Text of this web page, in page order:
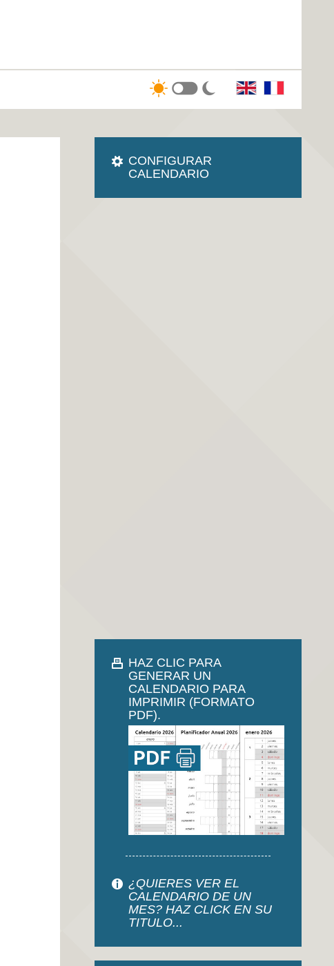
CONFIGURAR
CALENDARIO
HAZ CLIC PARA
GENERAR UN
CALENDARIO PARA
IMPRIMIR (FORMATO
PDF).
¿QUIERES VER EL
CALENDARIO DE UN
MES? HAZ CLICK EN SU
TITULO...